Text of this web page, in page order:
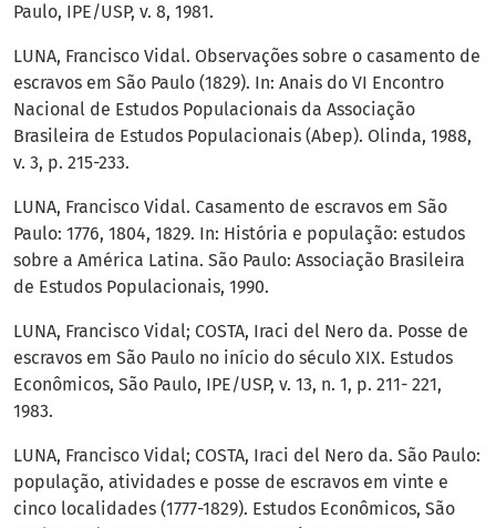
Paulo, IPE/USP, v. 8, 1981.
LUNA, Francisco Vidal. Observações sobre o casamento de
escravos em São Paulo (1829). In: Anais do VI Encontro
Nacional de Estudos Populacionais da Associação
Brasileira de Estudos Populacionais (Abep). Olinda, 1988,
v. 3, p. 215-233.
LUNA, Francisco Vidal. Casamento de escravos em São
Paulo: 1776, 1804, 1829. In: História e população: estudos
sobre a América Latina. São Paulo: Associação Brasileira
de Estudos Populacionais, 1990.
LUNA, Francisco Vidal; COSTA, Iraci del Nero da. Posse de
escravos em São Paulo no início do século XIX. Estudos
Econômicos, São Paulo, IPE/USP, v. 13, n. 1, p. 211- 221,
1983.
LUNA, Francisco Vidal; COSTA, Iraci del Nero da. São Paulo:
população, atividades e posse de escravos em vinte e
cinco localidades (1777-1829). Estudos Econômicos, São